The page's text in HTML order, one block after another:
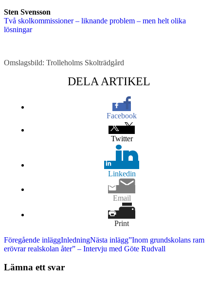
Sten Svensson
Två skolkommissioner – liknande problem – men helt olika
lösningar
Omslagsbild: Trolleholms Skolträdgård
DELA ARTIKEL
Facebook
Twitter
Linkedin
Email
Print
Inläggsnavigering
Föregående inläggInledningNästa inlägg”Inom grundskolans ram
erövrar realskolan åter” – Intervju med Göte Rudvall
Lämna ett svar